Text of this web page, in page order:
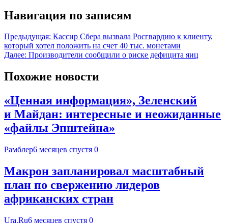
Навигация по записям
Предыдущая: Кассир Сбера вызвала Росгвардию к клиенту,
который хотел положить на счет 40 тыс. монетами
Далее: Производители сообщили о риске дефицита яиц
Похожие новости
«Ценная информация», Зеленский
и Майдан: интересные и неожиданные
«файлы Эпштейна»
Рамблер6 месяцев спустя 0
Макрон запланировал масштабный
план по свержению лидеров
африканских стран
Ura.Ru6 месяцев спустя 0